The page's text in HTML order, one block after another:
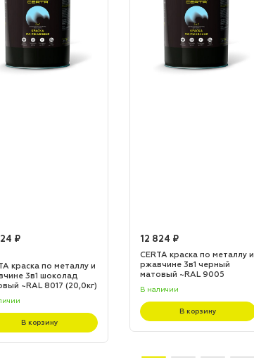
₽
краска по металлу и
3в1 шоколад
~RAL 8017 (20,0кг)
В корзину
12 824 ₽
CERTA краска по металлу и
ржавчине 3в1 черный
матовый ~RAL 9005
В наличии
В корзину